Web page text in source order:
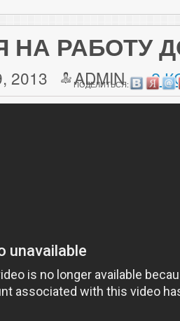
НА РАБОТУ
2013 ADMIN 2
ПОДЕЛИТЬСЯ: